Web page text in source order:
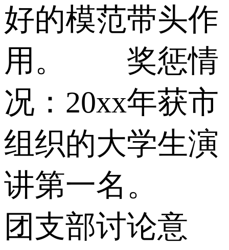
好的模范带头作
用。 奖惩情
况：20xx年获市
组织的大学生演
讲第一名。
团支部讨论意